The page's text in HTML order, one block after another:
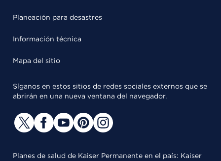
Planeación para desastres
Información técnica
Mapa del sitio
Síganos en estos sitios de redes sociales externos que se
abrirán en una nueva ventana del navegador.
Planes de salud de Kaiser Permanente en el país: Kaiser